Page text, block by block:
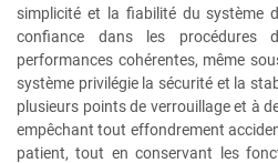
simplicité et la fiabilité du système
confiance dans les procédures
performances cohérentes, même
système privilégie la sécurité et la
plusieurs points de verrouillage et à
empêchant tout effondrement
patient, tout en conservant les